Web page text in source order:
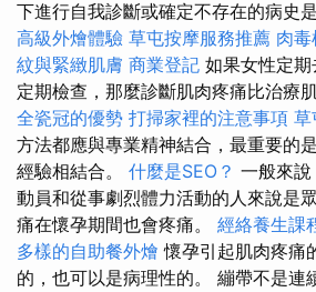
下進行自我診斷或確定不存在的病史
高級外燴體驗 草屯按摩服務推薦 肉
紋與緊緻肌膚 商業登記 如果女性定
定期檢查，那麼診斷肌肉疼痛比治療
全瓷冠的優勢 打掃家裡的注意事項 草
方法都應與專業精神結合，最重要的
經驗相結合。 什麼是SEO？ 一般來
動員和從事劇烈體力活動的人來說是
痛在懷孕期間也會疼痛。 經絡養生課
多樣的自助餐外燴 懷孕引起肌肉疼痛
的，也可以是病理性的。 繃帶不是連